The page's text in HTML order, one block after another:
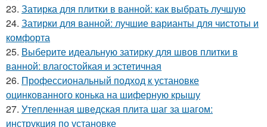
23. Затирка для плитки в ванной: как выбрать лучшую
24. Затирки для ванной: лучшие варианты для чистоты и
комфорта
25. Выберите идеальную затирку для швов плитки в
ванной: влагостойкая и эстетичная
26. Профессиональный подход к установке
оцинкованного конька на шиферную крышу
27. Утепленная шведская плита шаг за шагом:
инструкция по установке